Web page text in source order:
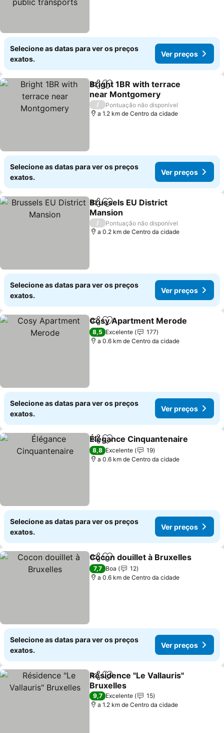
Selecione as datas para ver os preços
exatos.
Ver preços
PartilharAdicionar aos favoritos
Bright 1BR with terrace
near Montgomery
Ver preços
/
Pontuação não disponível
a 1.2 km de Centro da cidade
Selecione as datas para ver os preços
exatos.
Ver preços
PartilharAdicionar aos favoritos
Brussels EU District
Mansion
Ver preços
/
Pontuação não disponível
a 0.2 km de Centro da cidade
Selecione as datas para ver os preços
exatos.
Ver preços
PartilharAdicionar aos favoritos
Cosy Apartment Merode
8,5 Excelente
177
a 0.6 km de Centro da cidade
Selecione as datas para ver os preços
exatos.
Ver preços
PartilharAdicionar aos favoritos
Élégance Cinquantenaire
8,8 Excelente
19
a 0.6 km de Centro da cidade
Selecione as datas para ver os preços
exatos.
Ver preços
PartilharAdicionar aos favoritos
Cocon douillet à Bruxelles
7,7 Boa
12
a 0.6 km de Centro da cidade
Selecione as datas para ver os preços
exatos.
Ver preços
PartilharAdicionar aos favoritos
Résidence "Le Vallauris"
Bruxelles
Ver preços
9,7 Excelente
15
a 1.2 km de Centro da cidade